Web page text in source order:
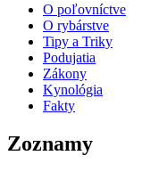
O poľovníctve
O rybárstve
Tipy a Triky
Podujatia
Zákony
Kynológia
Fakty
Zoznamy